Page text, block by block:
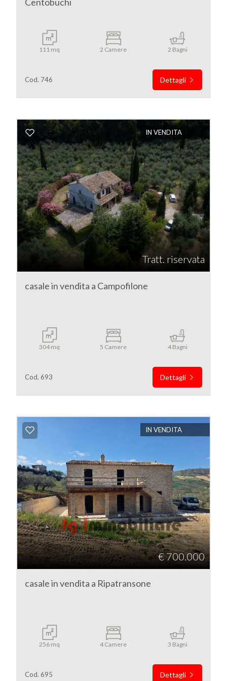
111 mq 2 Camere 2 Bagni
Cod. 746 Dettagli
IN VENDITA
Tratt. riservata
casale in vendita a Campofilone
304 mq 5 Camere 4 Bagni
Cod. 693 Dettagli
IN VENDITA
€ 700.000
casale in vendita a Ripatransone
256 mq 4 Camere 3 Bagni
Cod. 695 Dettagli